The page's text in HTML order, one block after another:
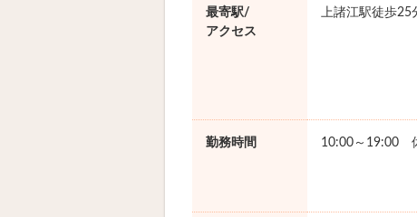
最寄駅/
アクセス
上諸江駅徒歩25
勤務時間 10:00～19:00